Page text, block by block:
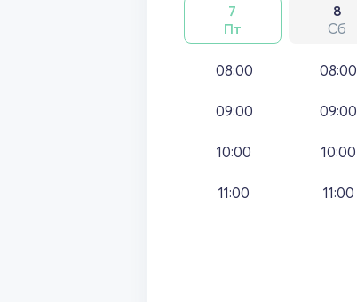
7
Пт
8
Сб
08:00
09:00
10:00
11:00
08:00
09:00
10:00
11:00